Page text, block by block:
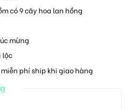
có 9 cây hoa lan hồng
mừng
lộc
phí ship khi giao hàng